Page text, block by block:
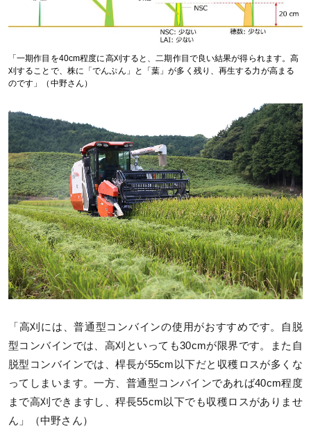
「一期作目を40cm程度に高刈すると、二期作目で良い結果が得られます。高
刈することで、株に「でんぷん」と「葉」が多く残り、再生する力が高まる
のです」（中野さん）
「高刈には、普通型コンバインの使用がおすすめです。自脱
型コンバインでは、高刈といっても30cmが限界です。また自
脱型コンバインでは、桿長が55cm以下だと収穫ロスが多くな
ってしまいます。一方、普通型コンバインであれば40cm程度
まで高刈できますし、稈長55cm以下でも収穫ロスがありませ
ん」（中野さん）